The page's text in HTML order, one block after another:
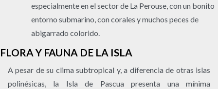
especialmente en el sector de La Perouse, con un bonito
entorno submarino, con corales y muchos peces de
abigarrado colorido.
FLORA Y FAUNA DE LA ISLA
A pesar de su clima subtropical y, a diferencia de otras islas
polinésicas, la Isla de Pascua presenta una mínima